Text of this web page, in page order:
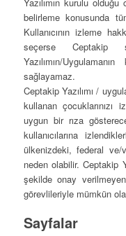
Yazılımın kurulu
belirleme konusunda
Kullanıcının izleme
seçerse Ceptakip
Yazılımın/
sağlayamaz.
Ceptakip Yazılımı /
kullanan çocuklarınızı
uygun bir rıza
kullanıcılarına
ülkenizdeki, federal ve/
neden olabilir. Ceptakip
şekilde onay
görevlileriyle mümkün
Sayfalar